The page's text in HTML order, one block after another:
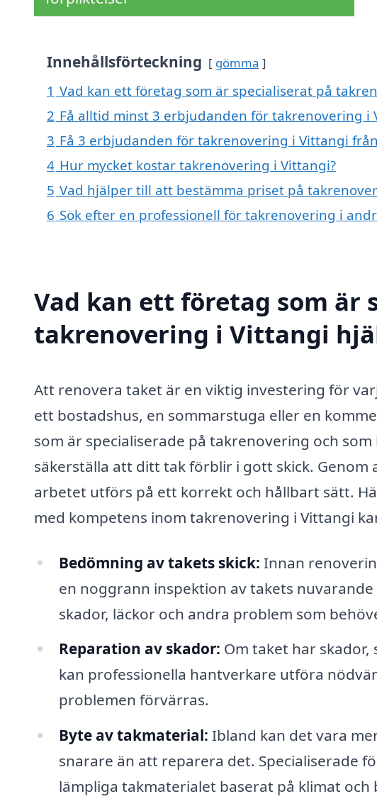
Innehållsförteckning gömma
1 Vad kan ett företag som är specialiserat på
2 Få alltid minst 3 erbjudanden för takrenovering i
3 Få 3 erbjudanden för takrenovering i Vittangi
4 Hur mycket kostar takrenovering i Vittangi?
5 Vad hjälper till att bestämma priset på
6 Sök efter en professionell för takrenovering i
Vad kan ett företag som är
takrenovering i Vittangi
Att renovera taket är en viktig investering för
ett bostadshus, en sommarstuga eller en
som är specialiserade på takrenovering och
säkerställa att ditt tak förblir i gott skick.
arbetet utförs på ett korrekt och hållbart sätt.
med kompetens inom takrenovering i Vittangi
Bedömning av takets skick: Innan
en noggrann inspektion av takets
skador, läckor och andra problem som
Reparation av skador: Om taket har
kan professionella hantverkare utföra
problemen förvärras.
Byte av takmaterial: Ibland kan det vara
snarare än att reparera det. Specialiserade
lämpliga takmaterialet baserat på klimat och